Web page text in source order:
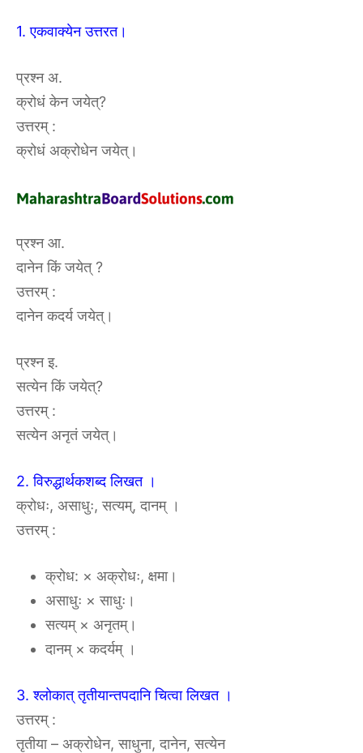
1. एकवाक्येन उत्तरत।
प्रश्न अ.
क्रोधं केन जयेत्?
उत्तरम् :
क्रोधं अक्रोधेन जयेत्।
प्रश्न आ.
दानेन किं जयेत् ?
उत्तरम् :
दानेन कदर्य जयेत्।
प्रश्न इ.
सत्येन किं जयेत्?
उत्तरम् :
सत्येन अनृतं जयेत्।
2. विरुद्धार्थकशब्द लिखत ।
क्रोधः, असाधुः, सत्यम्, दानम् ।
उत्तरम् :
क्रोध: × अक्रोधः, क्षमा।
असाधुः × साधुः।
सत्यम् × अनृतम्।
दानम् × कदर्यम् ।
3. श्लोकात् तृतीयान्तपदानि चित्वा लिखत ।
उत्तरम् :
तृतीया – अक्रोधेन, साधुना, दानेन, सत्येन